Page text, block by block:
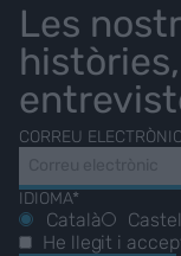
Les
CORREU ELECTRÒNIC
IDIOMA*
Català
He llegit i